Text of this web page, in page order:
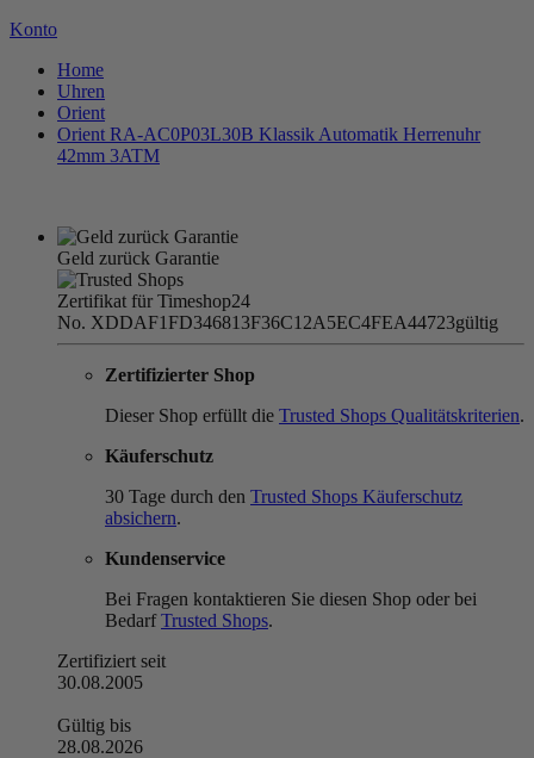
Konto
Home
Uhren
Orient
Orient RA-AC0P03L30B Klassik Automatik Herrenuhr
42mm 3ATM
Geld zurück Garantie
Zertifikat für Timeshop24
No. XDDAF1FD346813F36C12A5EC4FEA44723gültig
Zertifizierter Shop
Dieser Shop erfüllt die Trusted Shops Qualitätskriterien.
Käuferschutz
30 Tage durch den Trusted Shops Käuferschutz
absichern.
Kundenservice
Bei Fragen kontaktieren Sie diesen Shop oder bei
BedarfTrusted Shops.
Zertifiziert seit
30.08.2005
Gültig bis
28.08.2026